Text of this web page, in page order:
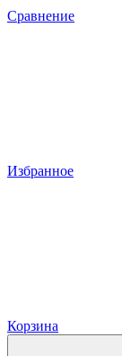
Сравнение
Избранное
Корзина